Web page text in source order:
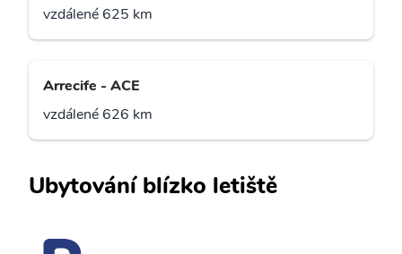
vzdálené 625 km
Arrecife - ACE
vzdálené 626 km
Ubytování blízko letiště